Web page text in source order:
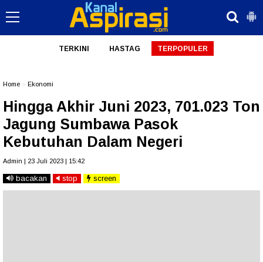
TERKINI HASTAG TERPOPULER
Home Ekonomi
Hingga Akhir Juni 2023, 701.023 Ton
Jagung Sumbawa Pasok
Kebutuhan Dalam Negeri
Admin | 23 Juli 2023 | 15:42
bacakan stop screen